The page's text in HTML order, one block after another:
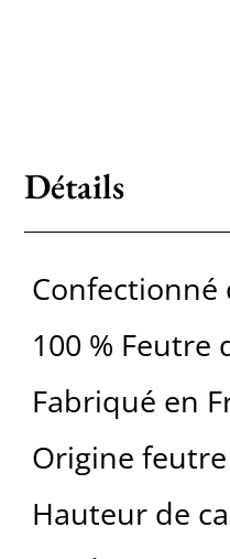
Détails
100 % Feutre
Fabriqué en
Origine
Hauteur de